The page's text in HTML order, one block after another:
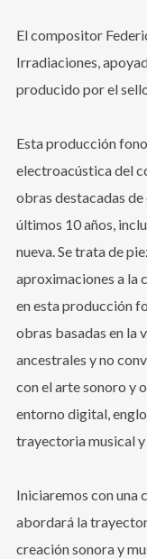
El compositor
Irradiaciones,
producido por el
Esta producción
electroacústica del
obras destacadas de
últimos 10 años,
nueva. Se trata de
aproximaciones a la
en esta producción
obras basadas en la
ancestrales y no
con el arte sonoro y
entorno digital,
trayectoria musical
Iniciaremos con una
abordará la
creación sonora y